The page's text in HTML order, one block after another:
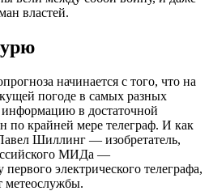
властей.
начинается с того, что на
погоде в самых разных
в достаточной
по крайней мере телеграф. И как
Шиллинг — изобретатель,
МИДа —
электрического телеграфа,
метеослужбы.